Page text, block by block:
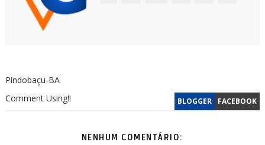
Pindobaçu-BA
BLOGGER FACEBOOK
Comment Using!!
NENHUM COMENTÁRIO: